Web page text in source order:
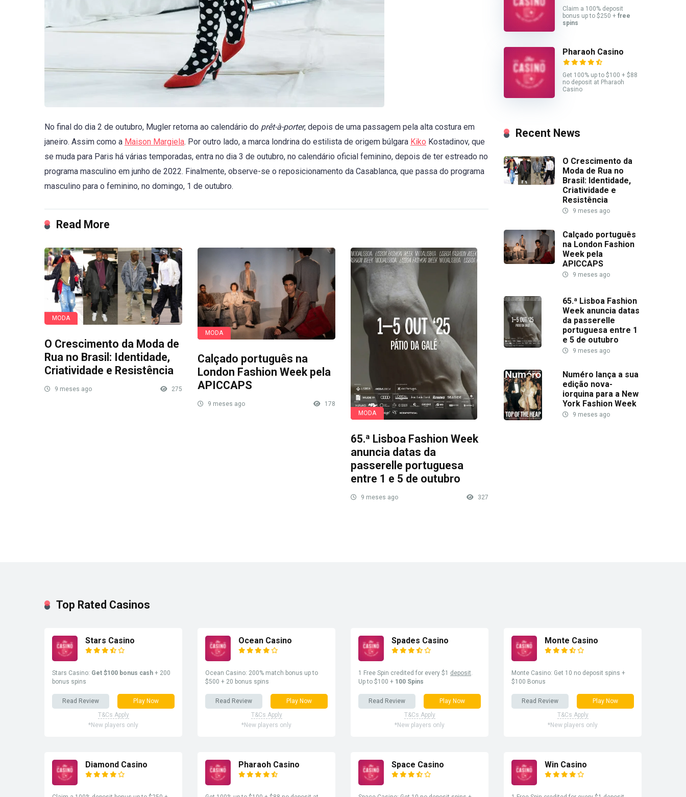
No final do dia 2 de outubro, Mugler retorna ao calendário do prêt-à-porter, depois de uma passagem pela alta costura em
janeiro. Assim como a Maison Margiela. Por outro lado, a marca londrina do estilista de origem búlgara Kiko Kostadinov, que
se muda para Paris há várias temporadas, entra no dia 3 de outubro, no calendário oficial feminino, depois de ter estreado no
programa masculino em junho de 2022. Finalmente, observe-se o reposicionamento da Casablanca, que passa do programa
masculino para o feminino, no domingo, 1 de outubro.
Read More
MODA
O Crescimento da Moda de
Rua no Brasil: Identidade,
Criatividade e Resistência
9 meses ago 275
MODA
Calçado português na
London Fashion Week pela
APICCAPS
9 meses ago
178
MODA
65.ª Lisboa Fashion Week
anuncia datas da
passerelle portuguesa
entre 1 e 5 de outubro
9 meses ago 327
Claim a 100% deposit
bonus up to $250 + free
spins
Pharaoh Casino
Get 100% up to $100 + $88
no deposit at Pharaoh
Casino
Recent News
O Crescimento da
Moda de Rua no
Brasil: Identidade,
Criatividade e
Resistência
9 meses ago
Calçado português
na London Fashion
Week pela
APICCAPS
9 meses ago
65.ª Lisboa Fashion
Week anuncia datas
da passerelle
portuguesa entre 1
e 5 de outubro
9 meses ago
Numéro lança a sua
edição nova-
iorquina para a New
York Fashion Week
9 meses ago
Top Rated Casinos
Stars Casino
Stars Casino: Get $100 bonus cash + 200
bonus spins
Read Review
Play Now
T&Cs Apply
*New players only
Ocean Casino
Ocean Casino: 200% match bonus up to
$500 + 20 bonus spins
Read Review
Play Now
T&Cs Apply
*New players only
Spades Casino
1 Free Spin credited for every $1 deposit
Up to $100 + 100 Spins
Read Review
Play Now
T&Cs Apply
*New players only
Monte Casino
Monte Casino: Get 10 no deposit spins +
$100 Bonus
Read Review
Play Now
T&Cs Apply
*New players only
Diamond Casino Pharaoh Casino Space Casino Win Casino